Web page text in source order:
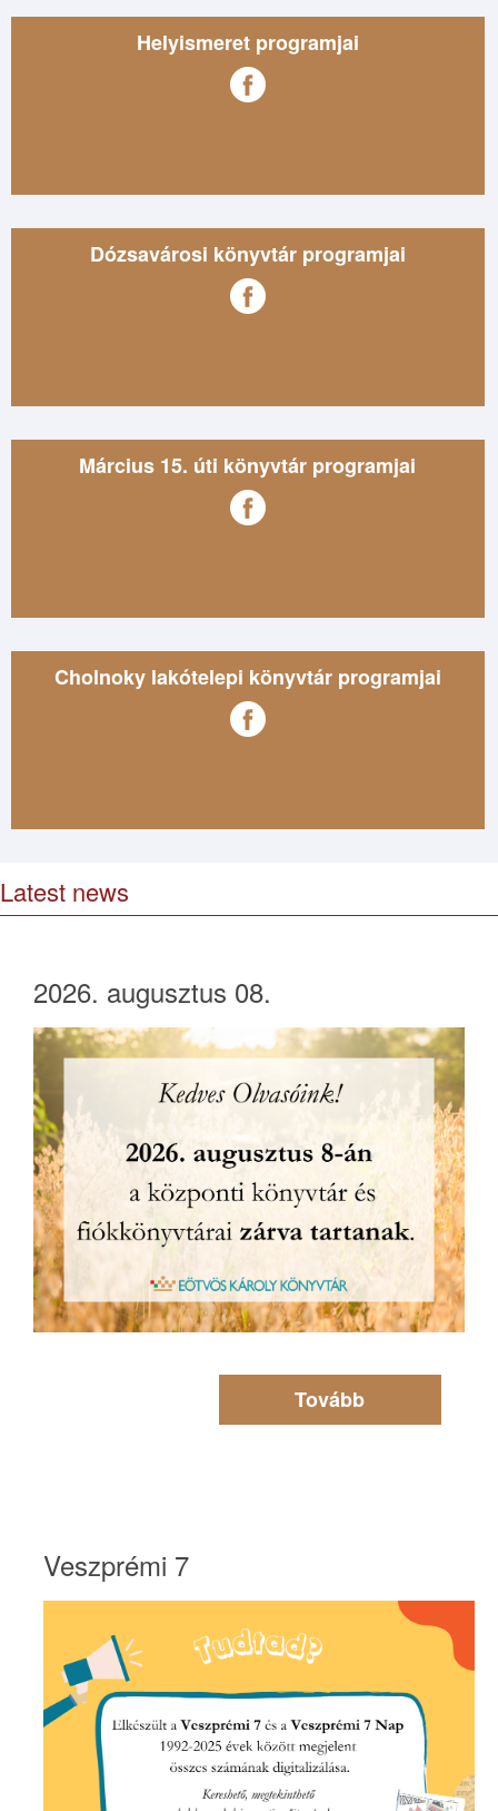
Helyismeret programjai
Dózsavárosi könyvtár programjai
Március 15. úti könyvtár programjai
Cholnoky lakótelepi könyvtár programjai
Latest news
2026. augusztus 08.
Tovább
Veszprémi 7